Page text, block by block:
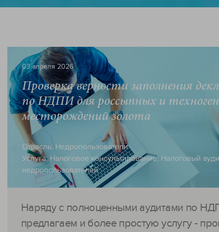
03 апреля 2026
Проверка верности заполнения
по НДПИ для россыпных и
месторождений золота
Отрасль: Недропользователи
Услуга: Налоговое консультирование, Налоговый
недропользователей
Наряду с полноценными аудитами по
предлагаем и более простую услугу -